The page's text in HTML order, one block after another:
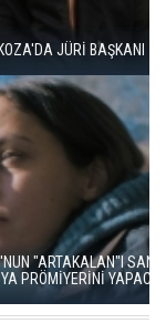
OLCAY
SEBASTIÁN'DA